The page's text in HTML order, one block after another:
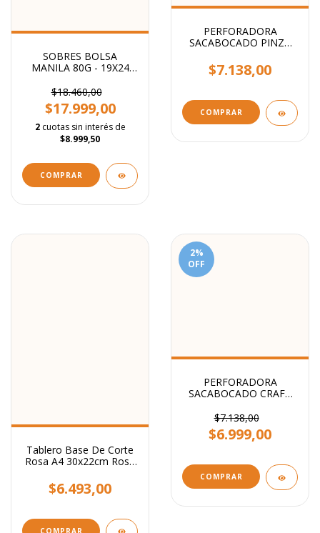
SOBRES BOLSA
MANILA 80G - 19X24
$18.460,00
$17.999,00
2 cuotas sin interés de
$8.999,50
COMPRAR
PERFORADORA
SACABOCADO PINZA
etiquetas
$7.138,00
Tablero Base De Corte
Rosa A4 30x22cm Rosa
$6.493,00
2%
OFF
PERFORADORA
SACABOCADO CRAFT
$7.138,00
$6.999,00
COMPRAR